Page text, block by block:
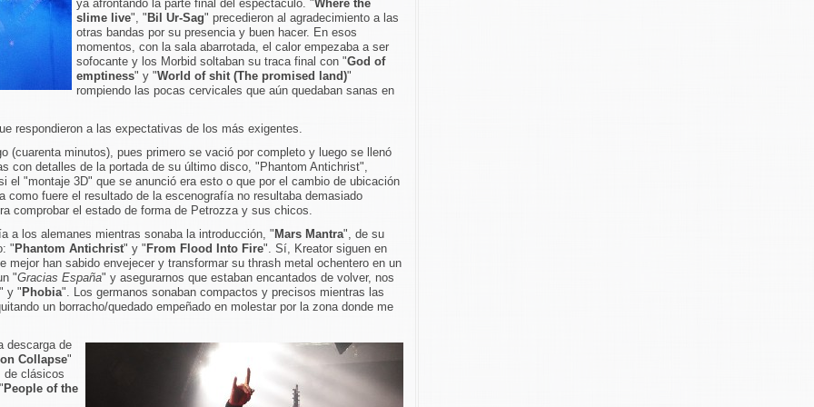
ya afrontando la parte final del espectáculo. "Where the
slime live", " Bil Ur-Sag" precedieron al agradecimiento a las
otras bandas por su presencia y buen hacer. En esos
momentos, con la sala abarrotada, el calor empezaba a ser
sofocante y los Morbid soltaban su traca final con "God of
emptiness" y "World of shit (The promised land)"
rompiendo las pocas cervicales que aún quedaban sanas en
respondieron a las expectativas de los más exigentes.
(cuarenta minutos), pues primero se vació por completo y luego se llenó
con detalles de la portada de su último disco, "Phantom Antichrist",
el "montaje 3D" que se anunció era esto o que por el cambio de ubicación
como fuere el resultado de la escenografía no resultaba demasiado
comprobar el estado de forma de Petrozza y sus chicos.
a los alemanes mientras sonaba la introducción, " Mars Mantra", de su
" Phantom Antichrist" y " From Flood Into Fire". Sí, Kreator siguen en
mejor han sabido envejecer y transformar su thrash metal ochentero en un
"Gracias España" y asegurarnos que estaban encantados de volver, nos
" y " Phobia". Los germanos sonaban compactos y precisos mientras las
un borracho/quedado empeñado en molestar por la zona donde me
descarga de
Collapse"
de clásicos
People of the